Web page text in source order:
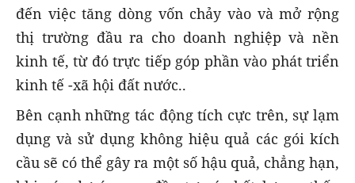
đến việc tăng dòng vốn chảy vào và mở rộng
thị trường đầu ra cho doanh nghiệp và nền
kinh tế, từ đó trực tiếp góp phần vào phát triển
kinh tế -xã hội đất nước..
Bên cạnh những tác động tích cực trên, sự lạm
dụng và sử dụng không hiệu quả các gói kích
cầu sẽ có thể gây ra một số hậu quả, chẳng hạn,